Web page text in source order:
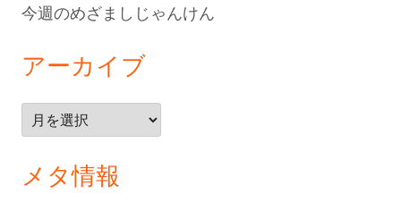
今週のめざましじゃんけん
アーカイブ
ー
イ
メタ情報